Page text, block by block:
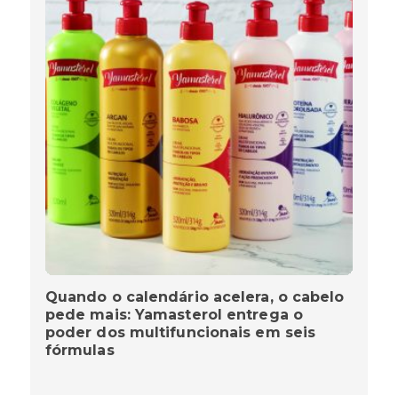
Quando o calendário acelera, o cabelo
pede mais: Yamasterol entrega o
poder dos multifuncionais em seis
fórmulas